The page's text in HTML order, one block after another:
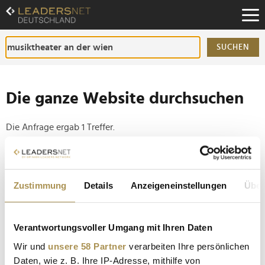
Zustimmung Details Anzeigeneinstellungen
Verantwortungsvoller Umgang mit Ihren Daten
Wir und unsere 58 Partner verarbeiten Ihre persönlichen
Daten, wie z. B. Ihre IP-Adresse, mithilfe von
Zum
Inhalt
Zur
Fußzeilen-
Navigation
SUCHEN
Die ganze Website durchsuchen
Die Anfrage ergab 1 Treffer.
Tipp
Seiten suchen, die genau diese Wortgruppe enthalten:
Alle Gewinner der International Opera Awards